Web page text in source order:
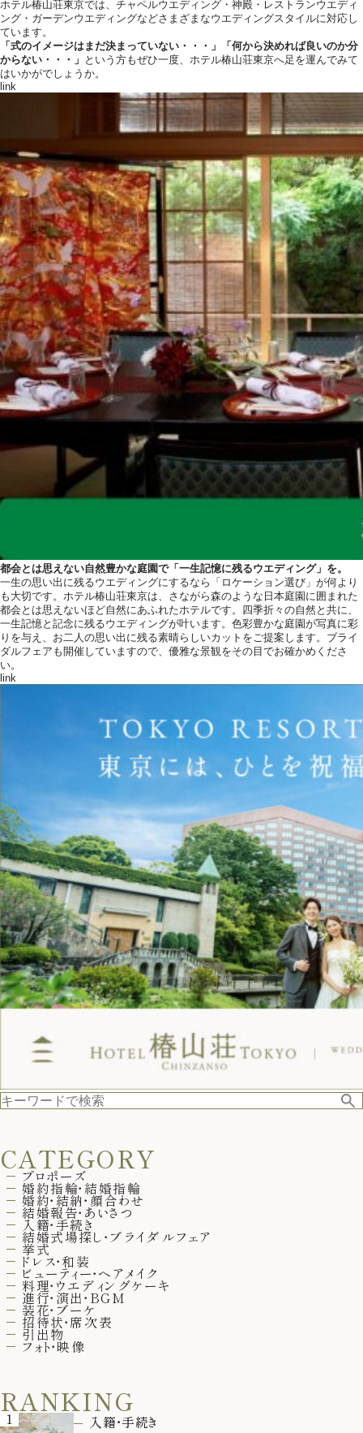
ホテル椿山荘東京では、チャペルウエディング・神殿・レストランウエディ
ング・ガーデンウエディングなどさまざまなウエディングスタイルに対応し
ています。
「式のイメージはまだ決まっていない・・・」「何から決めれば良いのか分
からない・・・」
という方もぜひ一度、ホテル椿山荘東京へ足を運んでみて
はいかがでしょうか。
link
都会とは思えない自然豊かな庭園で「一生記憶に残るウエディング」を。
一生の思い出に残るウエディングにするなら「ロケーション選び」が何より
も大切です。ホテル椿山荘東京は、さながら森のような日本庭園に囲まれた
都会とは思えないほど自然にあふれたホテルです。四季折々の自然と共に、
一生記憶と記念に残るウエディングが叶います。色彩豊かな庭園が写真に彩
りを与え、お二人の思い出に残る素晴らしいカットをご提案します。ブライ
ダルフェアも開催していますので、優雅な景観をその目でお確かめくださ
い。
link
CATEGORY
プロポーズ
婚約指輪・結婚指輪
婚約・結納・顔合わせ
結婚報告・あいさつ
入籍・手続き
結婚式場探し・ブライダルフェア
挙式
ドレス・和装
ビューティー・ヘアメイク
料理・ウエディングケーキ
進行・演出・BGM
装花・ブーケ
招待状・席次表
引出物
フォト・映像
RANKING
1
入籍・手続き